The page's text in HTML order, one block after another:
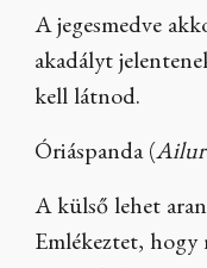
A jegesmedve
akadályt
kell látnod.
Óriáspanda (
A külső lehet
Emlékeztet, hogy